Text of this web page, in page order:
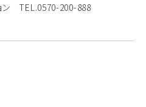
ン TEL.0570-200-888